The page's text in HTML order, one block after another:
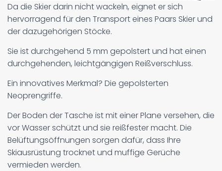
Da die Skier darin nicht wackeln, eignet er sich
hervorragend für den Transport eines Paars Skier und
der dazugehörigen Stöcke.
Sie ist durchgehend 5 mm gepolstert und hat einen
durchgehenden, leichtgängigen Reißverschluss.
Ein innovatives Merkmal? Die gepolsterten
Neoprengriffe.
Der Boden der Tasche ist mit einer Plane versehen, die
vor Wasser schützt und sie reißfester macht. Die
Belüftungsöffnungen sorgen dafür, dass Ihre
Skiausrüstung trocknet und muffige Gerüche
vermieden werden.